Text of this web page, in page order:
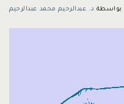
بواسطة د. عبدالرحيم محمد عبدالرحيم